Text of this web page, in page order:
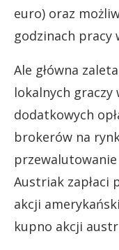
euro) oraz
godzinach pracy
Ale główna
lokalnych
dodatkowych
brokerów na
Austriak zapłaci
akcji
kupno akcji